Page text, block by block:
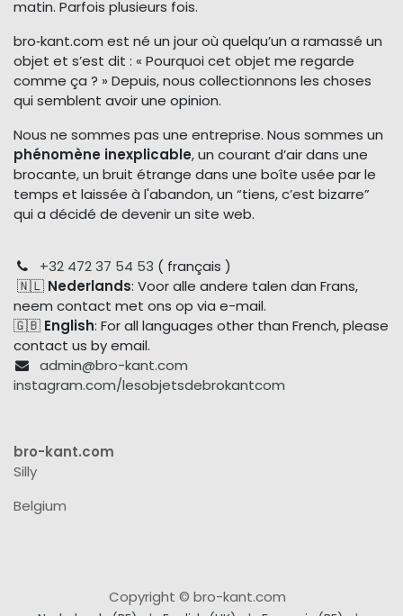
matin. Parfois plusieurs fois.
bro‑kant.com est né un jour où quelqu’un a ramassé un
objet et s’est dit : « Pourquoi cet objet me regarde
comme ça ? » Depuis, nous collectionnons les choses
qui semblent avoir une opinion.
Nous ne sommes pas une entreprise. Nous sommes un
phénomène inexplicable, un courant d’air dans une
brocante, un bruit étrange dans une boîte usée par le
temps et laissée à l'abandon, un “tiens, c’est bizarre”
qui a décidé de devenir un site web.
+32 472 37 54 53 ( français )
🇳🇱 Nederlands: Voor alle andere talen dan Frans,
neem contact met ons op via e-mail.
🇬🇧 English: For all languages other than French, please
contact us by email.
admin@bro-kant.com
instagram.com/lesobjetsdebrokantcom
bro-kant.com
Silly
Belgium
Copyright © bro-kant.com